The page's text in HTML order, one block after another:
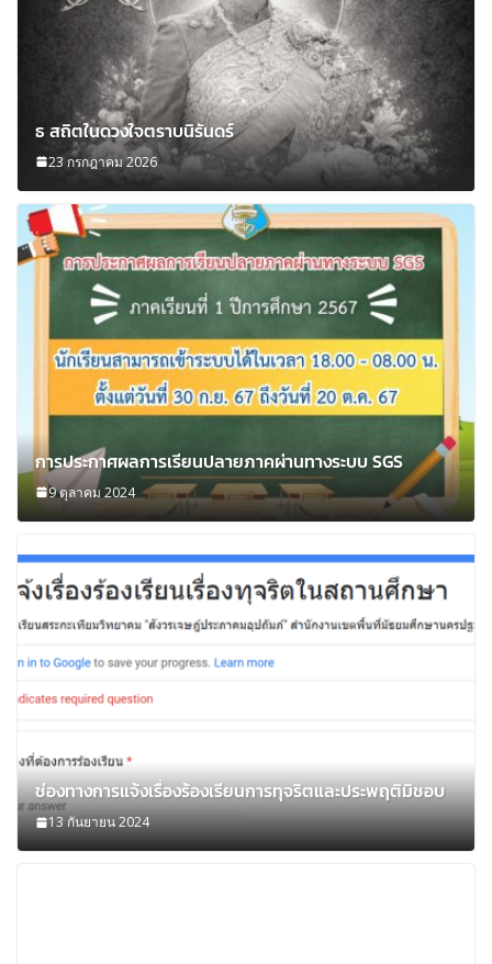
ธ สถิตในดวงใจตราบนิรันดร์
23 กรกฎาคม 2026
การประกาศผลการเรียนปลายภาคผ่านทางระบบ SGS
9 ตุลาคม 2024
ช่องทางการแจ้งเรื่องร้องเรียนการทุจริตและประพฤติมิชอบ
13 กันยายน 2024